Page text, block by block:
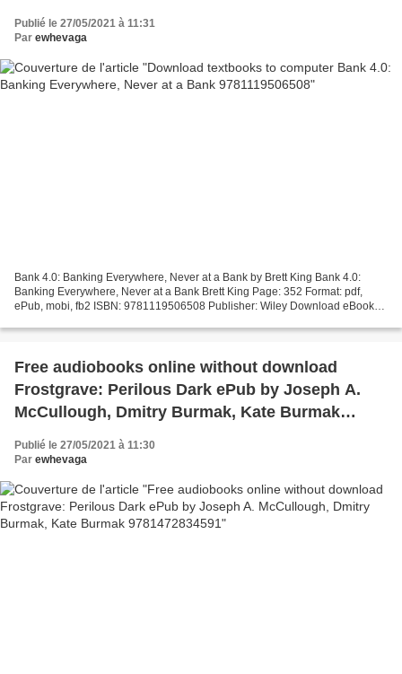
Publié le 27/05/2021 à 11:31
Par ewhevaga
Bank 4.0: Banking Everywhere, Never at a Bank by Brett King Bank 4.0:
Banking Everywhere, Never at a Bank Brett King Page: 352 Format: pdf,
ePub, mobi, fb2 ISBN: 9781119506508 Publisher: Wiley Download eBook
Free audiobooks online without download
Frostgrave: Perilous Dark ePub by Joseph A.
McCullough, Dmitry Burmak, Kate Burmak
9781472834591
Publié le 27/05/2021 à 11:30
Par ewhevaga